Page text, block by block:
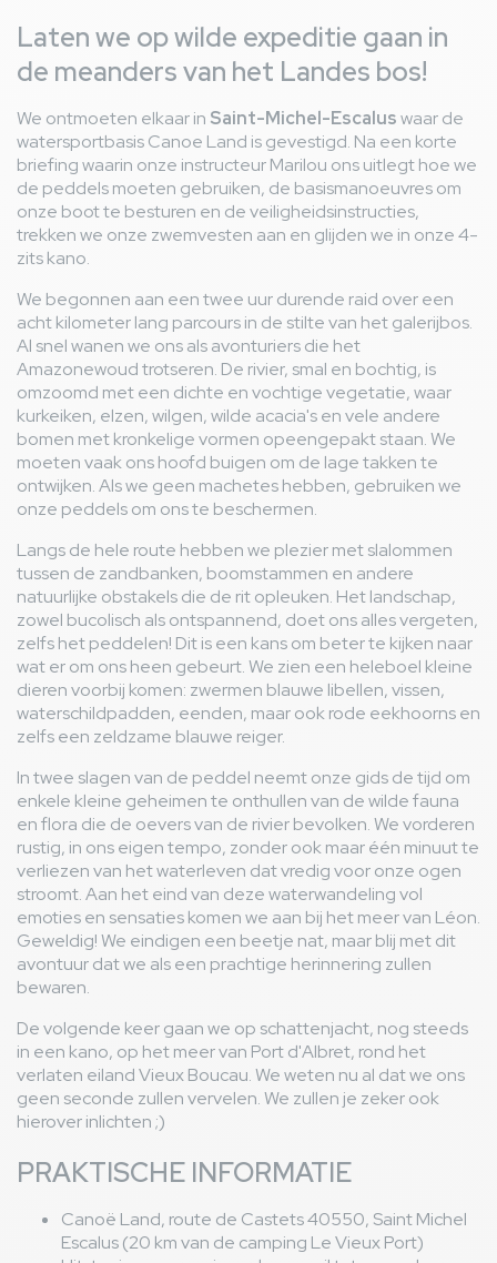
Laten we op wilde expeditie gaan in
de meanders van het Landes bos!
We ontmoeten elkaar in Saint-Michel-Escaluswaar de
watersportbasis Canoe Land is gevestigd. Na een korte
briefing waarin onze instructeur Marilou ons uitlegt hoe we
de peddels moeten gebruiken, de basismanoeuvres om
onze boot te besturen en de veiligheidsinstructies,
trekken we onze zwemvesten aan en glijden we in onze 4-
zits kano.
We begonnen aan een twee uur durende raid over een
acht kilometer lang parcours in de stilte van het galerijbos.
Al snel wanen we ons als avonturiers die het
Amazonewoud trotseren. De rivier, smal en bochtig, is
omzoomd met een dichte en vochtige vegetatie, waar
kurkeiken, elzen, wilgen, wilde acacia's en vele andere
bomen met kronkelige vormen opeengepakt staan. We
moeten vaak ons hoofd buigen om de lage takken te
ontwijken. Als we geen machetes hebben, gebruiken we
onze peddels om ons te beschermen.
Langs de hele route hebben we plezier met slalommen
tussen de zandbanken, boomstammen en andere
natuurlijke obstakels die de rit opleuken. Het landschap,
zowel bucolisch als ontspannend, doet ons alles vergeten,
zelfs het peddelen! Dit is een kans om beter te kijken naar
wat er om ons heen gebeurt. We zien een heleboel kleine
dieren voorbij komen: zwermen blauwe libellen, vissen,
waterschildpadden, eenden, maar ook rode eekhoorns en
zelfs een zeldzame blauwe reiger.
In twee slagen van de peddel neemt onze gids de tijd om
enkele kleine geheimen te onthullen van de wilde fauna
en flora die de oevers van de rivier bevolken. We vorderen
rustig, in ons eigen tempo, zonder ook maar één minuut te
verliezen van het waterleven dat vredig voor onze ogen
stroomt. Aan het eind van deze waterwandeling vol
emoties en sensaties komen we aan bij het meer van Léon.
Geweldig! We eindigen een beetje nat, maar blij met dit
avontuur dat we als een prachtige herinnering zullen
bewaren.
De volgende keer gaan we op schattenjacht, nog steeds
in een kano, op het meer van Port d'Albret, rond het
verlaten eiland Vieux Boucau. We weten nu al dat we ons
geen seconde zullen vervelen. We zullen je zeker ook
hierover inlichten ;)
PRAKTISCHE INFORMATIE
Canoë Land, route de Castets 40550, Saint Michel
Escalus (20 km van de camping Le Vieux Port)